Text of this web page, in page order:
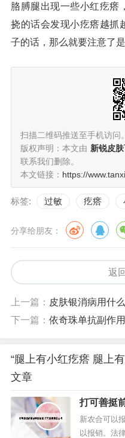
胳膊腿出现一些小红疙瘩
挠的话会发现小疙瘩越抓
子的话，那么就要注意了
扫描二维码推送至手机访问。
版权声明：本文由 新锐皮
联系我们删除。
本文链接： https://
标签: 过敏 疙瘩
分享给朋友：
返
上一篇： 皮肤银消病用什
下一篇： 依奇珠单抗副作
“腿上有小红疙瘩 腿上
文章
打可善挺
吗
新农合可以
以报销。法